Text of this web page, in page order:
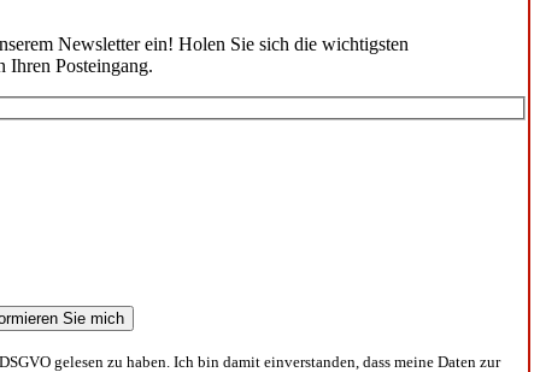
Newsletter ein! Holen Sie sich die wichtigsten
Ihren Posteingang.
gelesen zu haben. Ich bin damit einverstanden, dass meine Daten zur